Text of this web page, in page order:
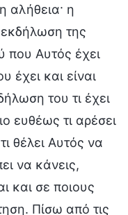
αλήθεια· η
εκδήλωση της
που Αυτός έχει
έχει και είναι
του τι έχει
ευθέως τι αρέσει
θέλει Αυτός να
να κάνεις,
και σε ποιους
Πίσω από τις